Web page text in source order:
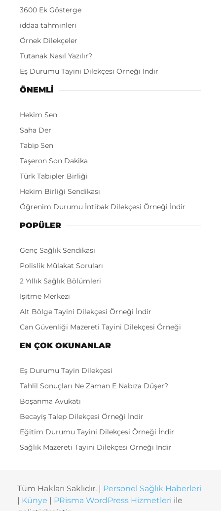
3600 Ek Gösterge
iddaa tahminleri
Örnek Dilekçeler
Tutanak Nasıl Yazılır?
Eş Durumu Tayini Dilekçesi Örneği İndir
ÖNEMLI
Hekim Sen
Saha Der
Tabip Sen
Taşeron Son Dakika
Türk Tabipler Birliği
Hekim Birliği Sendikası
Öğrenim Durumu İntibak Dilekçesi Örneği İndir
POPÜLER
Genç Sağlık Sendikası
Polislik Mülakat Soruları
2 Yıllık Sağlık Bölümleri
İşitme Merkezi
Alt Bölge Tayini Dilekçesi Örneği İndir
Can Güvenliği Mazereti Tayini Dilekçesi Örneği
EN ÇOK OKUNANLAR
Eş Durumu Tayin Dilekçesi
Tahlil Sonuçları Ne Zaman E Nabıza Düşer?
Boşanma Avukatı
Becayiş Talep Dilekçesi Örneği İndir
Eğitim Durumu Tayini Dilekçesi Örneği İndir
Sağlık Mazereti Tayini Dilekçesi Örneği İndir
Tüm Hakları Saklıdır. | Personel Sağlık Haberleri
| Künye | PRisma WordPress Hizmetleri ile